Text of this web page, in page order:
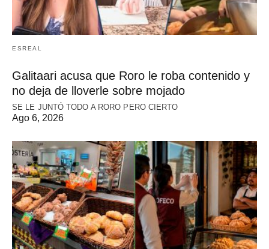
ESREAL
Galitaari acusa que Roro le roba contenido y
no deja de lloverle sobre mojado
SE LE JUNTÓ TODO A RORO PERO CIERTO
Ago 6, 2026